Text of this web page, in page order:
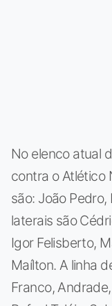
No elenco atual
contra o Atlético
são: João
laterais são
Igor Felisberto,
Maílton. A linha
Franco,